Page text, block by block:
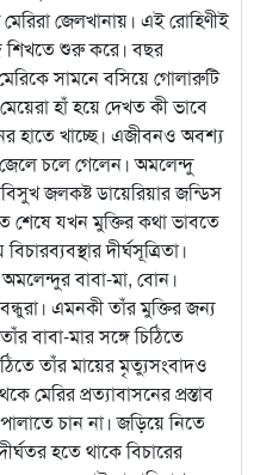
জেলখানায়। এই রোহিণীই
শিখতে শুরু করে। বছর
সামনে বসিয়ে গোলারুটি
হাঁ হয়ে দেখত কী ভাবে
হাতে খাচ্ছে। এজীবনও অবশ্য
চলে গেলেন। অমলেন্দু
জলকষ্ট ডায়েরিয়ার জন্ডিস
যখন মুক্তির কথা ভাবতে
দীর্ঘসূত্রিতা।
বাবা-মা, বোন।
এমনকী তাঁর মুক্তির জন্য
বাবা-মার সঙ্গে চিঠিতে
তাঁর মায়ের মৃত্যুসংবাদও
মেরির প্রত্যাবাসনের প্রস্তাব
চান না। জড়িয়ে নিতে
হতে থাকে বিচারের